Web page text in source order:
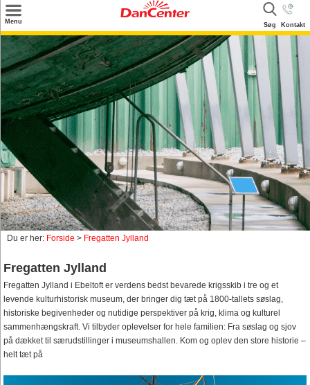
Menu Søg Kontakt
Søg
Tilbud
Destinationer
Inspiration
Info
Kontakt
Udlejning af sommerhus
Ejer
Du er her: Forside > Fregatten Jylland
Fregatten Jylland
Fregatten Jylland i Ebeltoft er verdens bedst bevarede krigsskib i tre og et
levende kulturhistorisk museum, der bringer dig tæt på 1800-tallets søslag,
historiske begivenheder og nutidige perspektiver på krig, klima og kulturel
sammenhængskraft. Vi tilbyder oplevelser for hele familien: Fra søslag og sjov
på dækket til særudstillinger i museumshallen. Kom og oplev den store historie –
helt tæt på